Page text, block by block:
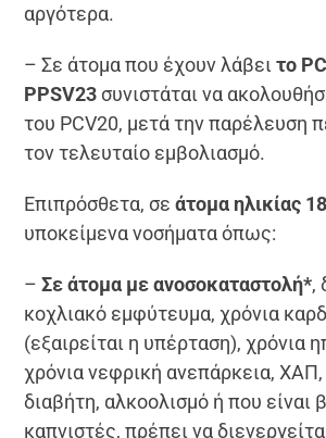
αργότερα.
– Σε άτομα που έχουν λάβειτο
PPSV23 συνιστάται να
του PCV20, μετά την παρέλευση
τον τελευταίο εμβολιασμό.
Επιπρόσθετα, σεάτομα ηλικίας
υποκείμενα νοσήματα όπως:
–Σε άτομα με ανοσοκαταστολή*,
κοχλιακό εμφύτευμα, χρόνια
(εξαιρείται η υπέρταση), χρόνια
χρόνια νεφρική ανεπάρκεια,
διαβήτη, αλκοολισμό ή που είναι
καπνιστές, πρέπει να